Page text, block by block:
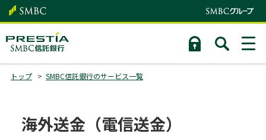
トップ SMBC信託銀行のサービス一覧
海外送金（電信送金）